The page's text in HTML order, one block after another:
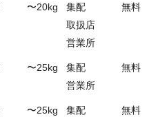
〜20kg
集配
取扱店
営業所
無料
〜25kg
集配
営業所
無料
〜25kg
集配
無料